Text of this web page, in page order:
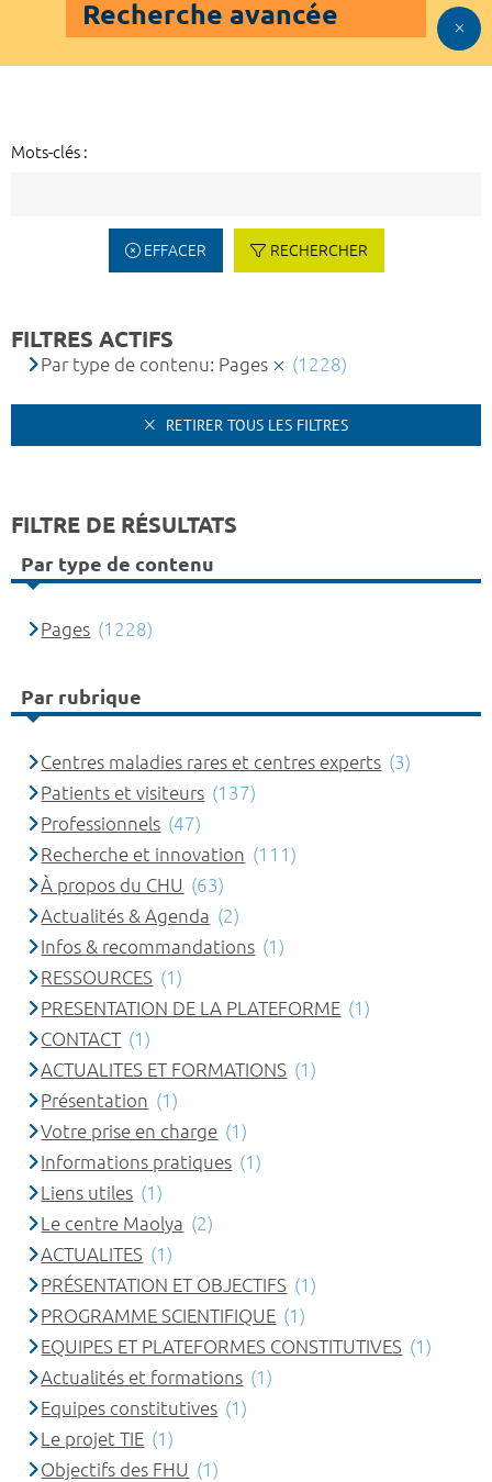
Recherche avancée
Mots-clés :
EFFACER RECHERCHER
FILTRES ACTIFS
Par type de contenu: Pages (1228)
RETIRER TOUS LES FILTRES
FILTRE DE RÉSULTATS
Par type de contenu
Pages (1228)
Par rubrique
Centres maladies rares et centres experts (3)
Patients et visiteurs (137)
Professionnels (47)
Recherche et innovation (111)
À propos du CHU (63)
Actualités & Agenda (2)
Infos & recommandations (1)
RESSOURCES (1)
PRESENTATION DE LA PLATEFORME (1)
CONTACT (1)
ACTUALITES ET FORMATIONS (1)
Présentation (1)
Votre prise en charge (1)
Informations pratiques (1)
Liens utiles (1)
Le centre Maolya (2)
ACTUALITES (1)
PRÉSENTATION ET OBJECTIFS (1)
PROGRAMME SCIENTIFIQUE (1)
EQUIPES ET PLATEFORMES CONSTITUTIVES (1)
Actualités et formations (1)
Equipes constitutives (1)
Le projet TIE (1)
Objectifs des FHU (1)